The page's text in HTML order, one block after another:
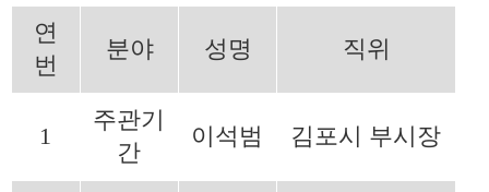
연
번
분야 성명 직위
1
주관기
간
이석범 김포시 부시장